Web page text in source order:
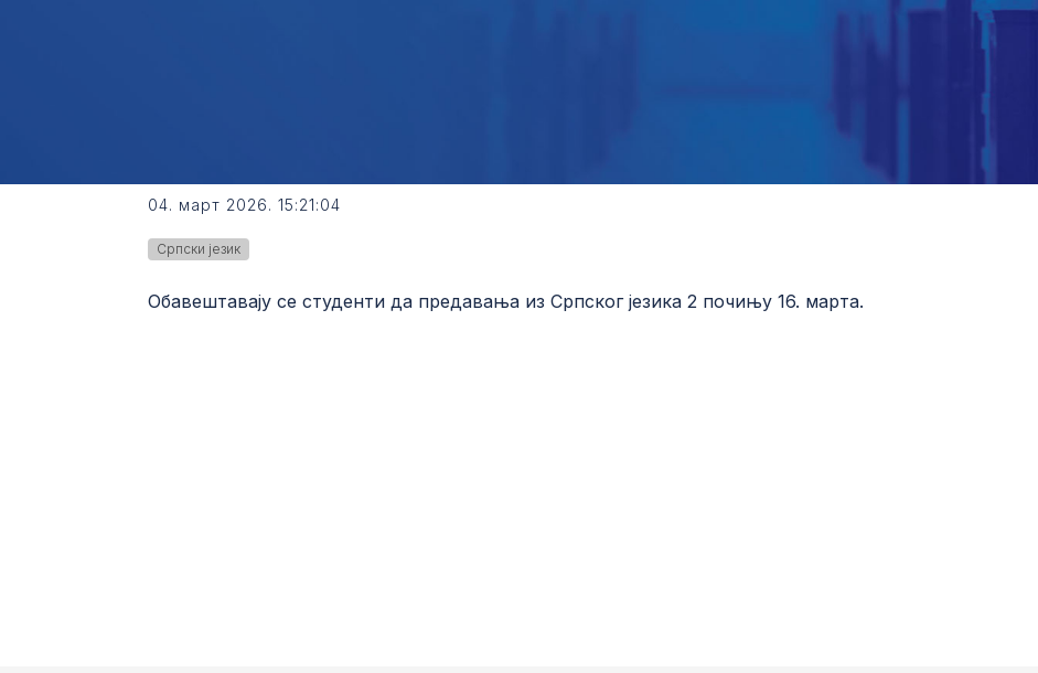
04. март 2026. 15:21:04
Српски језик
Обавештавају се студенти да предавања из Српског језика 2 почињу 16. марта.